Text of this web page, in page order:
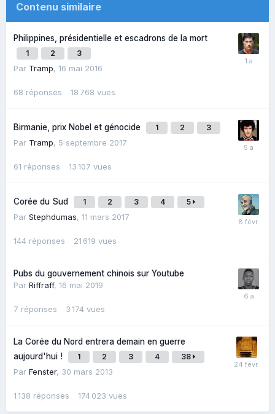
Contenu similaire
Philippines, présidentielle et escadrons de la mort
1 2 3
Par Tramp, 16 mai 2016
68 réponses 18 768 vues
Birmanie, prix Nobel et génocide 1 2 3
Par Tramp, 5 septembre 2017
61 réponses 13 107 vues
Corée du Sud 1 2 3 4 5
Par Stephdumas, 11 mars 2017
144 réponses 21 619 vues
Pubs du gouvernement chinois sur Youtube
Par Riffraff, 16 mai 2019
7 réponses 3 174 vues
La Corée du Nord entrera demain en guerre
aujourd'hui !
1 2 3 4 38
Par Fenster, 30 mars 2013
1 138 réponses 174 023 vues